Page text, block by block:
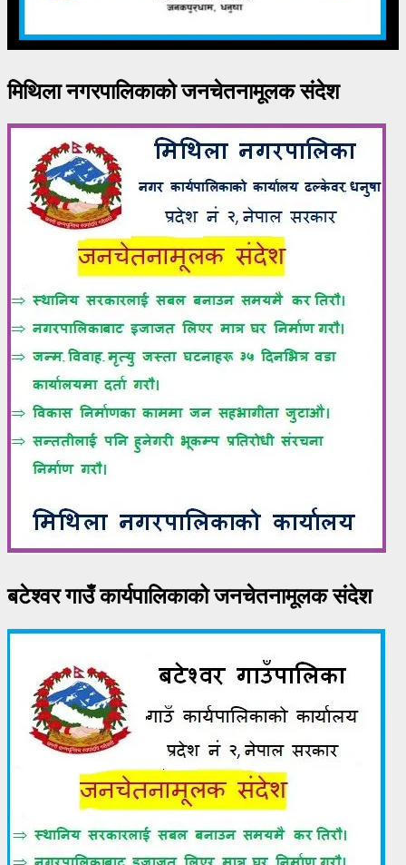
मिथिला नगरपालिकाको जनचेतनामूलक संदेश
बटेश्वर गाउँ कार्यपालिकाको जनचेतनामूलक संदेश